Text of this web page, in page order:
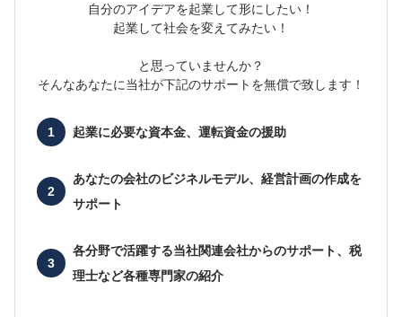
自分のアイデアを起業して形にしたい！
起業して社会を変えてみたい！
と思っていませんか？
そんなあなたに当社が下記のサポートを無償で致します！
起業に必要な資本金、運転資金の援助
あなたの会社のビジネルモデル、経営計画の作成を
サポート
各分野で活躍する当社関連会社からのサポート、 税
理士など各種専門家の紹介